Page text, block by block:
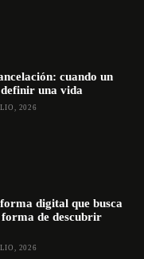
cuando un
una vida
2026
digital que busca
de descubrir
2026